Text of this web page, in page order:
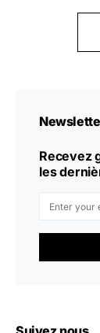
Recevez
les